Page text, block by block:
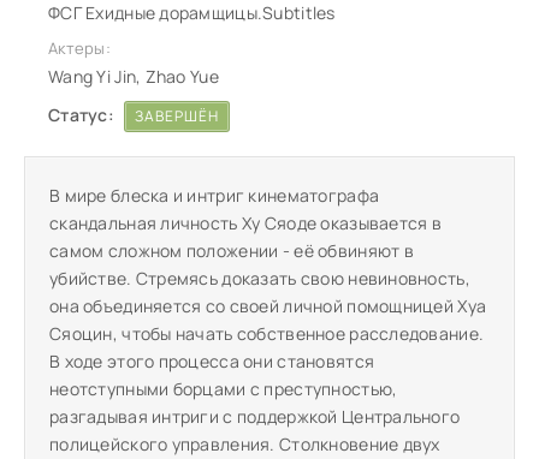
ФСГ Ехидные дорамщицы.Subtitles
Актеры:
Wang Yi Jin, Zhao Yue
Статус:
ЗАВЕРШЁН
В мире блеска и интриг кинематографа
скандальная личность Ху Сяоде оказывается в
самом сложном положении - её обвиняют в
убийстве. Стремясь доказать свою невиновность,
она объединяется со своей личной помощницей Хуа
Сяоцин, чтобы начать собственное расследование.
В ходе этого процесса они становятся
неотступными борцами с преступностью,
разгадывая интриги с поддержкой Центрального
полицейского управления. Столкновение двух